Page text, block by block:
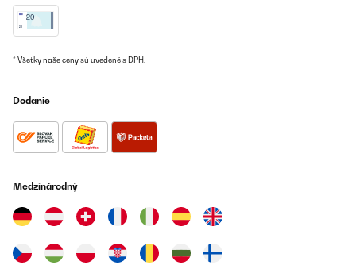
* Všetky naše ceny sú uvedené s DPH.
Dodanie
Medzinárodný